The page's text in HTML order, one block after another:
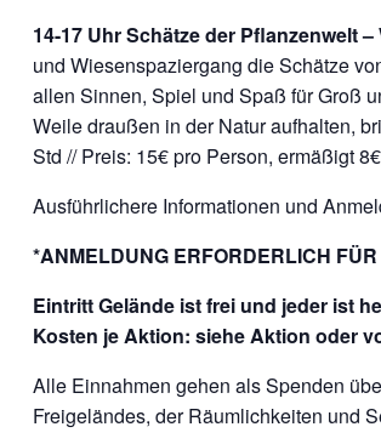
14-17 UhrSchätze der Pflanzenwelt
und Wiesenspaziergang die Schätze
allen Sinnen, Spiel und Spaß für Groß
Weile draußen in der Natur aufhalten,
Std // Preis: 15€ pro Person, ermäßigt
Ausführlichere Informationen und
*ANMELDUNG ERFORDERLICH
Eintritt Gelände ist frei und jeder ist
Kosten je Aktion: siehe Aktion oder
Alle Einnahmen gehen als Spenden
Freigeländes, der Räumlichkeiten und